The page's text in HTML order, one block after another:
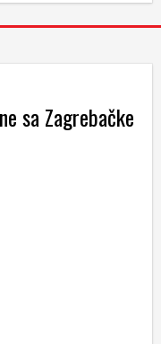
sa Zagrebačke